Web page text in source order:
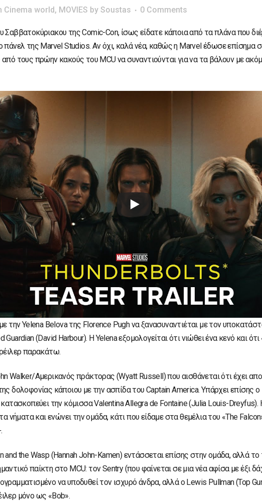
Cinema world, MOVIES by Soustas 0 Comments
Σαββατοκύριακου της Comic-Con, ίσως είδατε κάποια από τα πλάνα που
πάνελ της Marvel Studios. Αν όχι, καλά νέα, καθώς η Marvel έδωσε επίσημα
από τους πρώην κακούς του MCU να συναντιούνται για να τα βάλουν με
την Yelena Belova της Florence Pugh να ξανασυναντιέται με τον
(David Harbour). Η Yelena εξομολογείται ότι νιώθει ένα κενό και
παρακάτω.
Walker/Αμερικανός πράκτορας (Wyatt Russell) που αισθάνεται ότι έχει
δολοφονίας κάποιου με την ασπίδα του Captain America. Υπάρχει επίσης
την κόμισσα Valentina Allegra de Fontaine (Julia Louis-Dreyfus).
τα νήματα και ενώνει την ομάδα, κάτι που είδαμε στα θεμέλια του «The
and the Wasp (Hannah John-Kamen) εντάσσεται επίσης στην ομάδα, αλλά το
παίκτη στο MCU: τον Sentry (που φαίνεται σε μια νέα αφίσα με έξι
να υποδυθεί τον ισχυρό άνδρα, αλλά ο Lewis Pullman (Top
μόνο ως «Bob».